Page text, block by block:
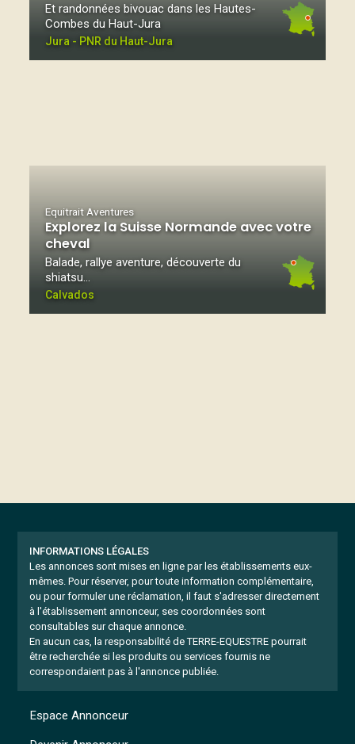
Et randonnées bivouac dans les Hautes-
Combes du Haut-Jura
Jura - PNR du Haut-Jura
Equitrait Aventures
Explorez la Suisse Normande avec votre
cheval
Balade, rallye aventure, découverte du
shiatsu…
Calvados
INFORMATIONS LÉGALES
Les annonces sont mises en ligne par les établissements eux-
mêmes. Pour réserver, pour toute information complémentaire,
ou pour formuler une réclamation, il faut s'adresser directement
à l'établissement annonceur, ses coordonnées sont
consultables sur chaque annonce.
En aucun cas, la responsabilité de TERRE-EQUESTRE pourrait
être recherchée si les produits ou services fournis ne
correspondaient pas à l'annonce publiée.
Espace Annonceur